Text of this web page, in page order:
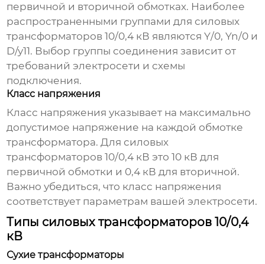
первичной и вторичной обмотках. Наиболее
распространенными группами для силовых
трансформаторов 10/0,4 кВ являются Y/0, Yn/0 и
D/y11. Выбор группы соединения зависит от
требований электросети и схемы
подключения.
Класс напряжения
Класс напряжения указывает на максимально
допустимое напряжение на каждой обмотке
трансформатора. Для силовых
трансформаторов 10/0,4 кВ это 10 кВ для
первичной обмотки и 0,4 кВ для вторичной.
Важно убедиться, что класс напряжения
соответствует параметрам вашей электросети.
Типы силовых трансформаторов 10/0,4
кВ
Сухие трансформаторы